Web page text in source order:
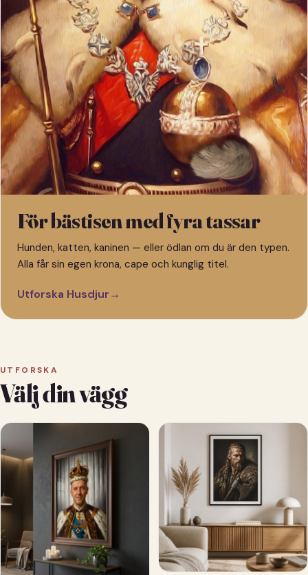
För bästisen med fyra tassar
Hunden, katten, kaninen — eller ödlan om du är den typen.
Alla får sin egen krona, cape och kunglig titel.
Utforska Husdjur→
UTFORSKA
Välj din vägg